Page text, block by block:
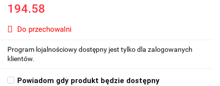
194.58
Do przechowalni
Program lojalnościowy dostępny jest tylko dla zalogowanych
klientów.
Powiadom gdy produkt będzie dostępny